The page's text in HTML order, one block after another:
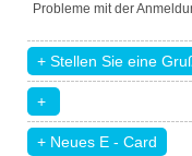
Probleme mit der